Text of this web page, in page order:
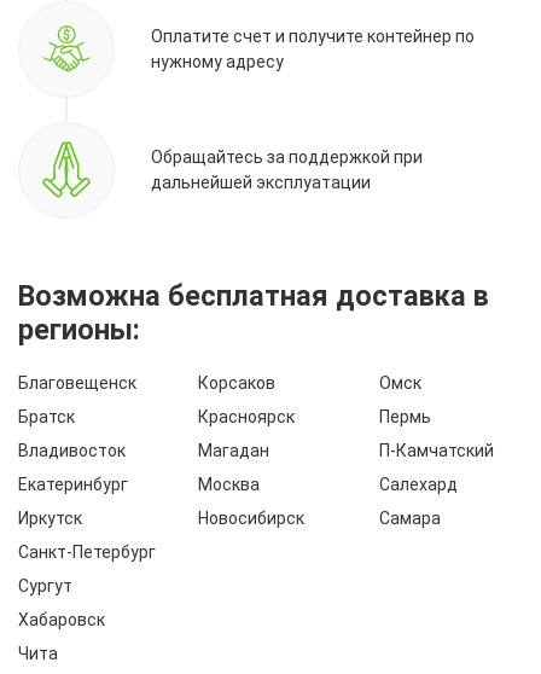
Оплатите счет и получите контейнер по
нужному адресу
Обращайтесь за поддержкой при
дальнейшей эксплуатации
Возможна бесплатная доставка в
регионы:
Благовещенск
Братск
Владивосток
Екатеринбург
Иркутск
Корсаков
Красноярск
Магадан
Москва
Новосибирск
Омск
Пермь
П-Камчатский
Салехард
Самара
Санкт-Петербург
Сургут
Хабаровск
Чита